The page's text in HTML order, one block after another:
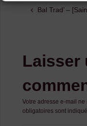
Bal Trad’ –
Laisser
Votre adresse e-mail
obligatoires sont